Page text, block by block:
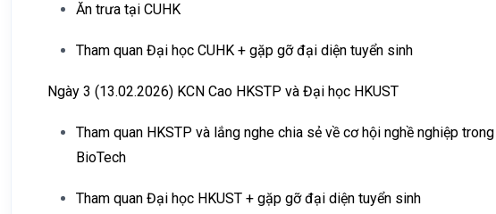
Ăn trưa tại CUHK
Tham quan Đại học CUHK + gặp gỡ đại diện tuyển sinh
Ngày 3 (13.02.2026) KCN Cao HKSTP và Đại học HKUST
Tham quan HKSTP và lắng nghe chia sẻ về cơ hội nghề nghiệp
BioTech
Tham quan Đại học HKUST + gặp gỡ đại diện tuyển sinh